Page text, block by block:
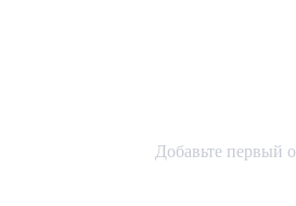
Добавьте первый